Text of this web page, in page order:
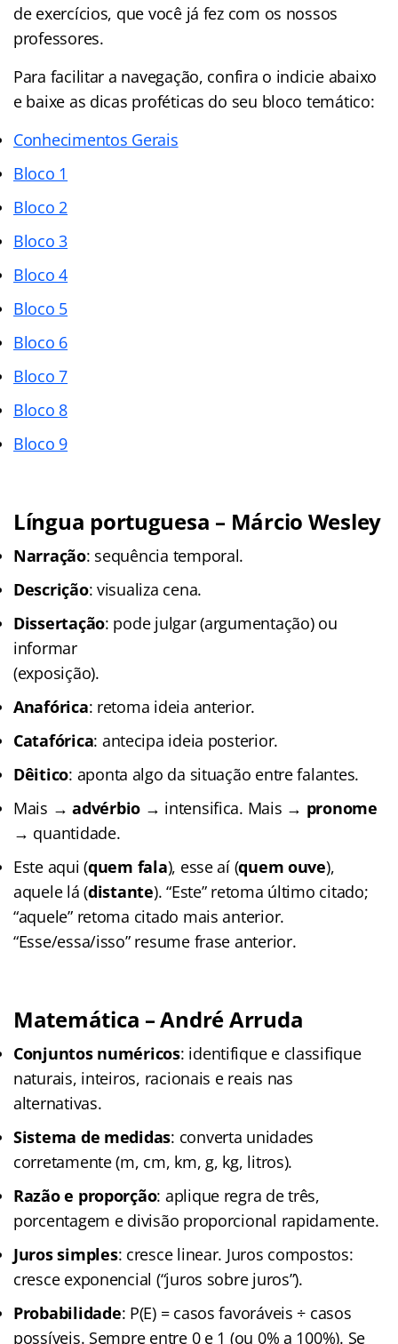
de exercícios, que você já fez com os nossos
professores.
Para facilitar a navegação, confira o indicie abaixo
e baixe as dicas proféticas do seu bloco temático:
Conhecimentos Gerais
Bloco 1
Bloco 2
Bloco 3
Bloco 4
Bloco 5
Bloco 6
Bloco 7
Bloco 8
Bloco 9
Língua portuguesa – Márcio Wesley
Narração: sequência temporal.
Descrição: visualiza cena.
Dissertação: pode julgar (argumentação) ou
informar
(exposição).
Anafórica: retoma ideia anterior.
Catafórica: antecipa ideia posterior.
Dêitico: aponta algo da situação entre falantes.
Mais →advérbio→ intensifica. Mais → pronome
→ quantidade.
Este aqui (quem fala), esse aí (quem ouve),
aquele lá (distante). “Este” retoma último citado;
“aquele” retoma citado mais anterior.
“Esse/essa/isso” resume frase anterior.
Matemática – André Arruda
Conjuntos numéricos: identifique e classifique
naturais, inteiros, racionais e reais nas
alternativas.
Sistema de medidas: converta unidades
corretamente (m, cm, km, g, kg, litros).
Razão e proporção: aplique regra de três,
porcentagem e divisão proporcional rapidamente.
Juros simples: cresce linear. Juros compostos:
cresce exponencial (“juros sobre juros”).
Probabilidade: P(E) = casos favoráveis ÷ casos
possíveis. Sempre entre 0 e 1 (ou 0% a 100%). Se